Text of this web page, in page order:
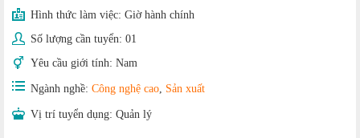
Hình thức làm việc: Giờ hành chính
Số lượng cần tuyển: 01
Yêu cầu giới tính: Nam
Ngành nghề: Công nghệ cao, Sản xuất
Vị trí tuyển dụng: Quản lý